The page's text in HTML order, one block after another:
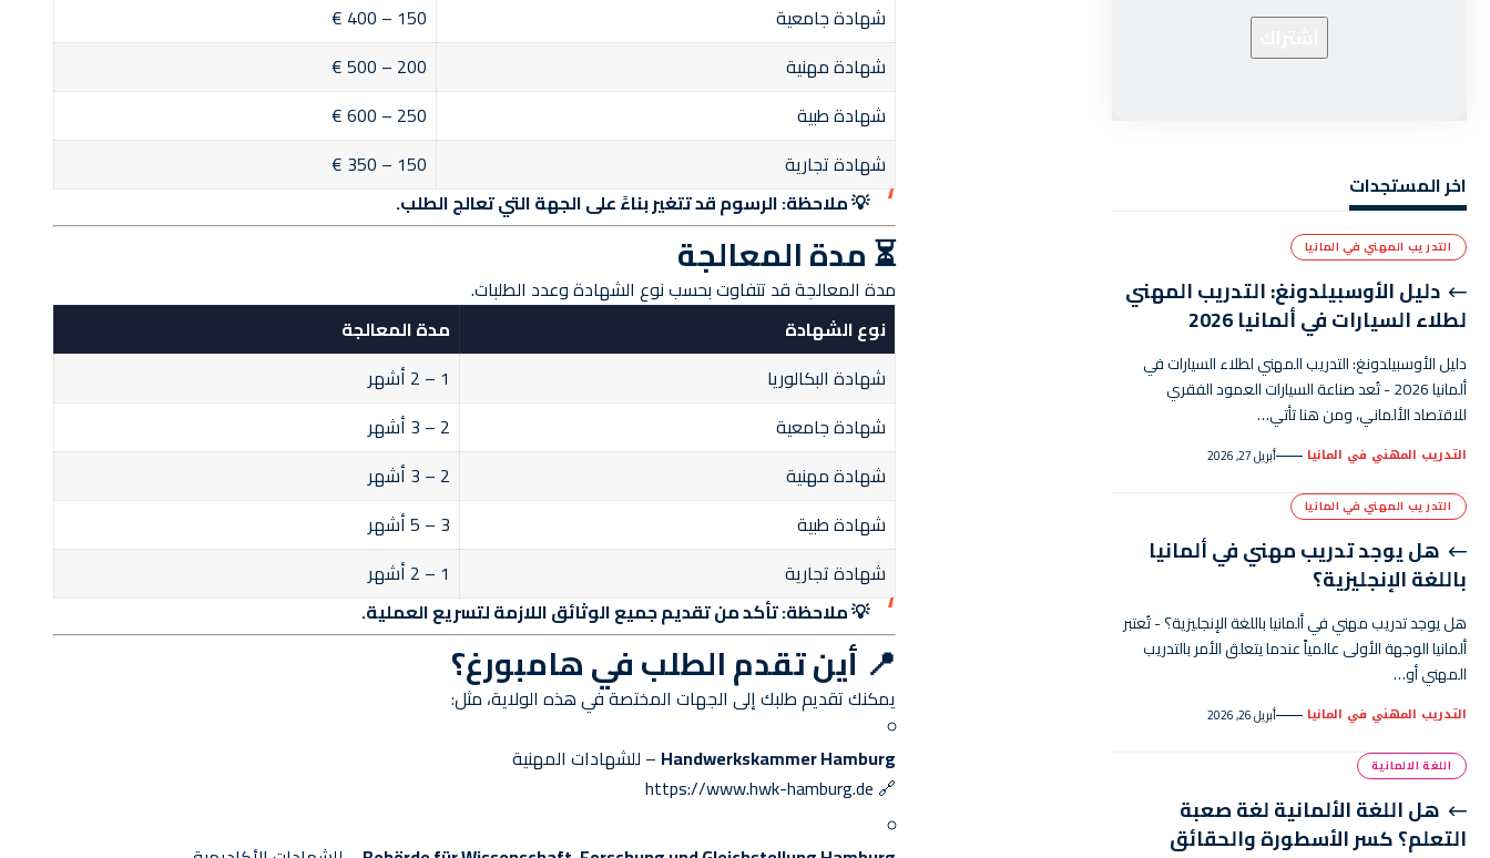
شهادة جامعية
150 – 400 €
شهادة مهنية
200 – 500 €
شهادة طبية
250 – 600 €
شهادة تجارية
150 – 350 €
💡 ملاحظة:الرسوم قد تتغير بناءً على الجهة التي تعالج الطلب.
⏳ مدة المعالجة
مدة المعالجة قد تتفاوت بحسب نوع الشهادة وعدد الطلبات.
نوع الشهادة
مدة المعالجة
شهادة البكالوريا
1 – 2 أشهر
شهادة جامعية
2 – 3 أشهر
شهادة مهنية
2 – 3 أشهر
شهادة طبية
3 – 5 أشهر
شهادة تجارية
1 – 2 أشهر
💡 ملاحظة:تأكد من تقديم جميع الوثائق اللازمة لتسريع العملية.
📍 أين تقدم الطلب في هامبورغ؟
يمكنك تقديم طلبك إلى الجهات المختصة في هذه الولاية، مثل:
Handwerkskammer Hamburg – للشهادات المهنية
🔗
https://www.hwk-hamburg.de
اخر المستجدات
التدريب المهني في المانيا
دليل الأوسبيلدونغ: التدريب المهني
لطلاء السيارات في ألمانيا 2026
دليل الأوسبيلدونغ: التدريب المهني لطلاء السيارات في
ألمانيا 2026 - تُعد صناعة السيارات العمود الفقري
للاقتصاد الألماني، ومن هنا تأتي…
التدريب المهني في المانيا أبريل 27, 2026
التدريب المهني في المانيا
هل يوجد تدريب مهني في ألمانيا
باللغة الإنجليزية؟
هل يوجد تدريب مهني في ألمانيا باللغة الإنجليزية؟ - تُعتبر
ألمانيا الوجهة الأولى عالمياً عندما يتعلق الأمر بالتدريب
المهني أو…
التدريب المهني في المانيا أبريل 26, 2026
اللغة الالمانية
هل اللغة الألمانية لغة صعبة
التعلم؟ كسر الأسطورة والحقائق